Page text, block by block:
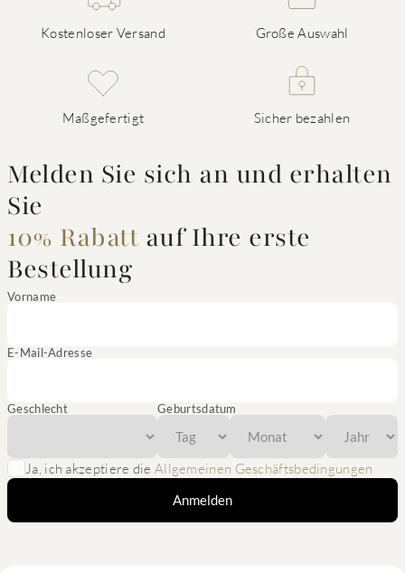
Kostenloser Versand Große Auswahl
Maßgefertigt Sicher bezahlen
Melden Sie sich an und erhalten
Sie
10% Rabatt auf Ihre erste
Bestellung
Vorname
E-Mail-Adresse
Geschlecht Geburtsdatum
Ja, ich akzeptiere die Allgemeinen Geschäftsbedingungen
Anmelden